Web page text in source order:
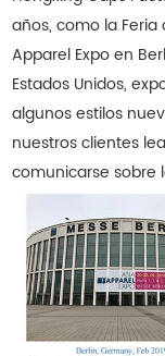
años, como la
Apparel Expo en
Estados Unidos,
algunos estilos
nuestros clientes
comunicarse sobre